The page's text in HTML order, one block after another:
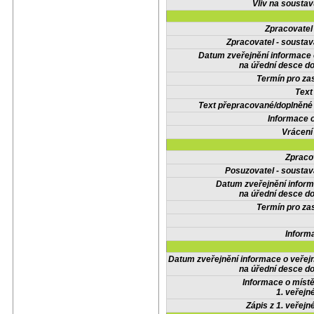
Vliv na
Zpracovatel -
Datum zveřejnění informace
na úřední desce
Termín pro
Text přepracované/
Informace
Posuzovatel -
Datum zveřejnění
na úřední desce
Termín pro
Datum zveřejnění informace o
na úřední desce
Informace o
1.
Zápis z 1.